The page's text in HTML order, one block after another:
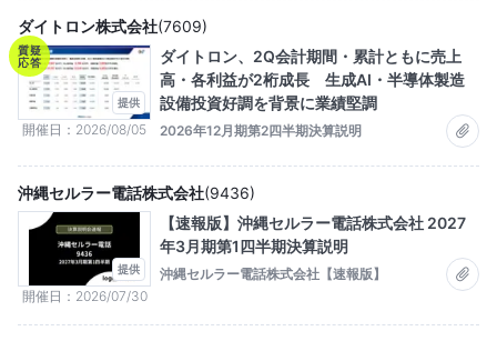
質疑
応答
提供
開催日 2026/08/05
ダイトロン株式会社(7609)
ダイトロン、2Q会計期間・累計ともに売上
高・各利益が2桁成長 生成AI・半導体製造
設備投資好調を背景に業績堅調
2026年12月期第2四半期決算説明
提供
開催日 2026/07/30
沖縄セルラー電話株式会社(9436)
【速報版】沖縄セルラー電話株式会社 2027
年3月期第1四半期決算説明
沖縄セルラー電話株式会社【速報版】